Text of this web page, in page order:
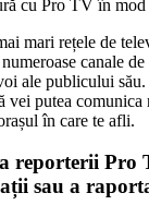
cu Pro TV în
mari rețele de
canale
ale publicului
vei putea comunica
în care te afli.
reporterii Pro
sau a